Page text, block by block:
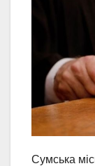
Сумська